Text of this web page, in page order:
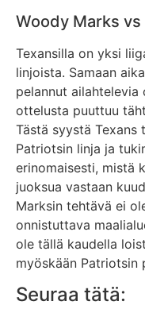
Woody Marks
Texansilla on yksi
linjoista. Samaan
pelannut
ottelusta puuttuu
Tästä syystä Texans
Patriotsin linja ja
erinomaisesti, mistä
juoksua vastaan
Marksin tehtävä ei
onnistuttava
ole tällä kaudella
myöskään Patriotsin
Seuraa tätä: